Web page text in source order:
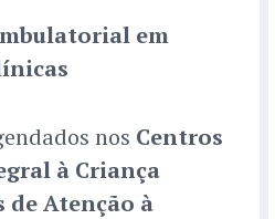
em
nos Centros
à Criança
de Atenção à